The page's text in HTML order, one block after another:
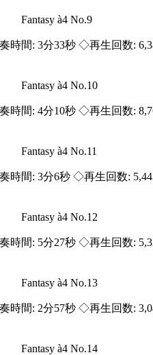
Fantasy à4 No.9
時間: 3分33秒 ◇再生回数:
Fantasy à4 No.10
時間: 4分10秒 ◇再生回数:
à4 No.11
時間: 3分6秒 ◇再生回数:
Fantasy à4 No.12
時間: 5分27秒 ◇再生回数:
Fantasy à4 No.13
時間: 2分57秒 ◇再生回数:
Fantasy à4 No.14